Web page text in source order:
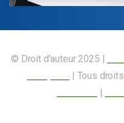
© Droit d’auteur 2025 |
| Tous